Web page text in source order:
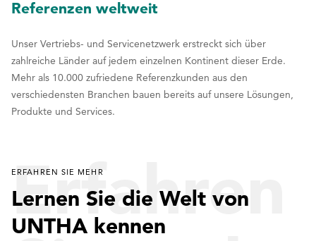
Referenzen weltweit
Unser Vertriebs- und Servicenetzwerk erstreckt sich über
zahlreiche Länder auf jedem einzelnen Kontinent dieser Erde.
Mehr als 10.000 zufriedene Referenzkunden aus den
verschiedensten Branchen bauen bereits auf unsere Lösungen,
Produkte und Services.
Erfahren
ERFAHREN SIE MEHR
Lernen Sie die Welt von
UNTHA kennen